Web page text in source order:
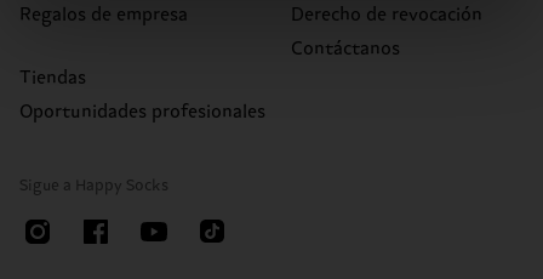
Regalos de empresa
Tiendas
Oportunidades profesionales
Derecho de revocación
Contáctanos
Sigue a Happy Socks